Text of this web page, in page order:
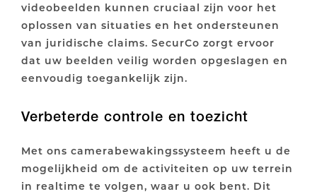
videobeelden kunnen cruciaal zijn voor het
oplossen van situaties en het ondersteunen
van juridische claims. SecurCo zorgt ervoor
dat uw beelden veilig worden opgeslagen en
eenvoudig toegankelijk zijn.
Verbeterde controle en toezicht
Met ons camerabewakingssysteem heeft u de
mogelijkheid om de activiteiten op uw terrein
in realtime te volgen, waar u ook bent. Dit